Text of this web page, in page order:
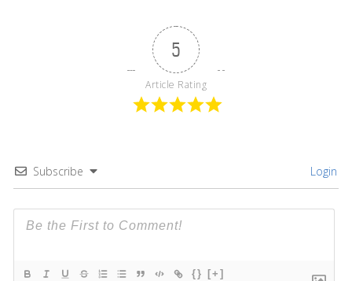
5
Article Rating
Subscribe Login
{} [+]